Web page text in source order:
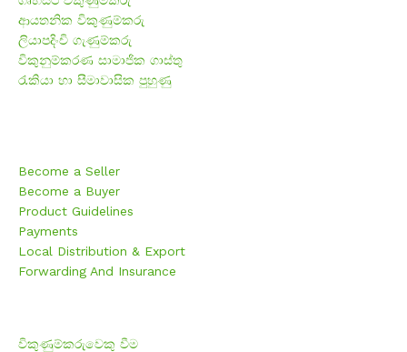
ආයතනික විකුණුම්කරු
ලියාපදිංචි ගැණුම්කරු
විකුනුම්කරණ සාමාජික ගාස්තු
රැකියා හා සීමාවාසික පුහුණු
Become a Seller
Become a Buyer
Product Guidelines
Payments
Local Distribution & Export
Forwarding And Insurance
විකුණුම්කරුවෙකු වීම